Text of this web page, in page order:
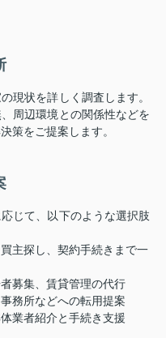
現状を詳しく調査します。
周辺環境との関係性などを
策をご提案します。
じて、以下のような選択肢
主探し、契約手続きまで一
募集、賃貸管理の代行
務所などへの転用提案
業者紹介と手続き支援